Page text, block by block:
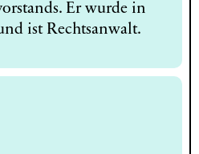
Er wurde in
ist Rechtsanwalt.